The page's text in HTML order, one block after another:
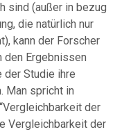
sind (außer in bezug
die natürlich nur
kann der Forscher
den Ergebnissen
der Studie ihre
Man spricht in
der
Vergleichbarkeit der